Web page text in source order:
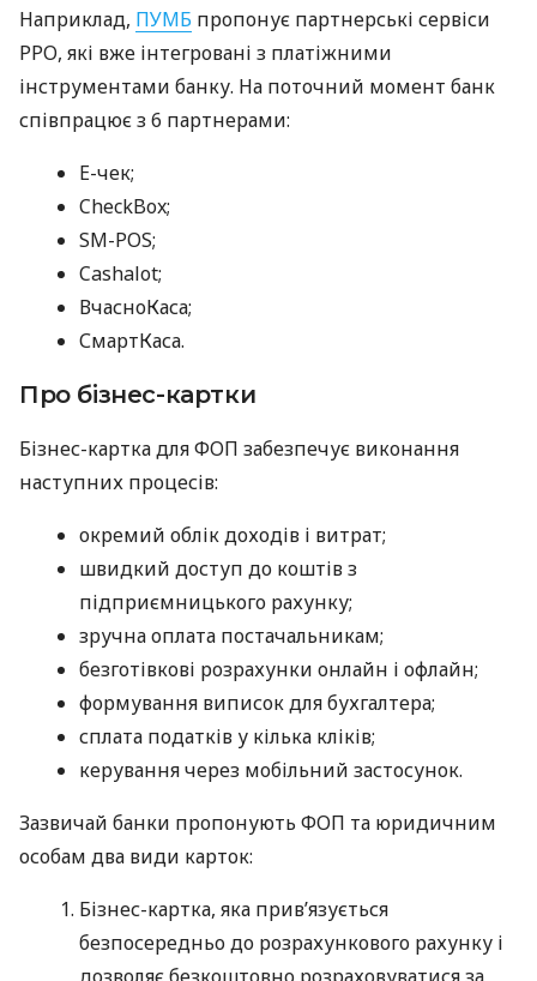
Наприклад, ПУМБ пропонує партнерські сервіси
РРО, які вже інтегровані з платіжними
інструментами банку. На поточний момент банк
співпрацює з 6 партнерами:
E-чек;
CheckBox;
SM-POS;
Cashalot;
ВчасноКаса;
СмартКаса.
Про бізнес-картки
Бізнес-картка для ФОП забезпечує виконання
наступних процесів:
окремий облік доходів і витрат;
швидкий доступ до коштів з
підприємницького рахунку;
зручна оплата постачальникам;
безготівкові розрахунки онлайн і офлайн;
формування виписок для бухгалтера;
сплата податків у кілька кліків;
керування через мобільний застосунок.
Зазвичай банки пропонують ФОП та юридичним
особам два види карток:
Бізнес-картка, яка прив’язується
безпосередньо до розрахункового рахунку і